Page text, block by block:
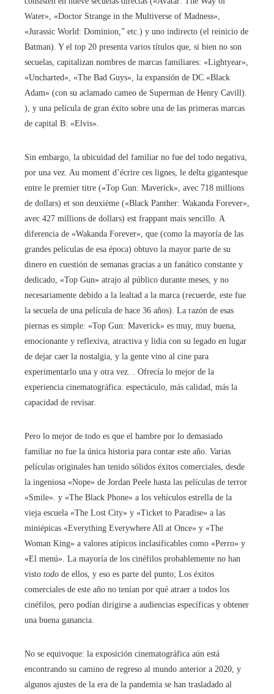
Water», «Doctor Strange in the Multiverse of Madness»,
«Jurassic World: Dominion ” etc.) y uno indirecto (el reinicio de
Batman). Y el top 20 presenta varios títulos que, si bien no son
secuelas, capitalizan nombres de marcas familiares: «Lightyear»,
«Uncharted», «The Bad Guys», la expansión de DC «Black
Adam» (con su aclamado cameo de Superman de Henry Cavill).
), y una película de gran éxito sobre una de las primeras marcas
de capital B: «Elvis».
Sin embargo, la ubicuidad del familiar no fue del todo negativa,
por una vez. Au moment d’écrire ces lignes, le delta gigantesque
entre le premier titre («Top Gun: Maverick», avec 718 millions
de dollars) et son deuxième («Black Panther: Wakanda Forever»,
avec 427 millions de dollars) est frappant mais sencillo. A
diferencia de «Wakanda Forever», que (como la mayoría de las
grandes películas de esa época) obtuvo la mayor parte de su
dinero en cuestión de semanas gracias a un fanático constante y
dedicado, «Top Gun» atrajo al público durante meses, y no
necesariamente debido a la lealtad a la marca (recuerde, este fue
la secuela de una película de hace 36 años). La razón de esas
piernas es simple: «Top Gun: Maverick» es muy, muy buena,
emocionante y reflexiva, atractiva y lidia con su legado en lugar
de dejar caer la nostalgia, y la gente vino al cine para
experimentarlo una y otra vez. . Ofrecía lo mejor de la
experiencia cinematográfica: espectáculo, más calidad, más la
capacidad de revisar.
Pero lo mejor de todo es que el hambre por lo demasiado
familiar no fue la única historia para contar este año. Varias
películas originales han tenido sólidos éxitos comerciales, desde
la ingeniosa «Nope» de Jordan Peele hasta las películas de terror
«Smile». y «The Black Phone» a los vehículos estrella de la
vieja escuela «The Lost City» y «Ticket to Paradise» a las
miniépicas «Everything Everywhere All at Once» y «The
Woman King» a valores atípicos inclasificables como «Perro» y
«El menú». La mayoría de los cinéfilos probablemente no han
visto todo de ellos, y eso es parte del punto; Los éxitos
comerciales de este año no tenían por qué atraer a todos los
cinéfilos, pero podían dirigirse a audiencias específicas y obtener
una buena ganancia.
No se equivoque: la exposición cinematográfica aún está
encontrando su camino de regreso al mundo anterior a 2020, y
algunos ajustes de la era de la pandemia se han trasladado al